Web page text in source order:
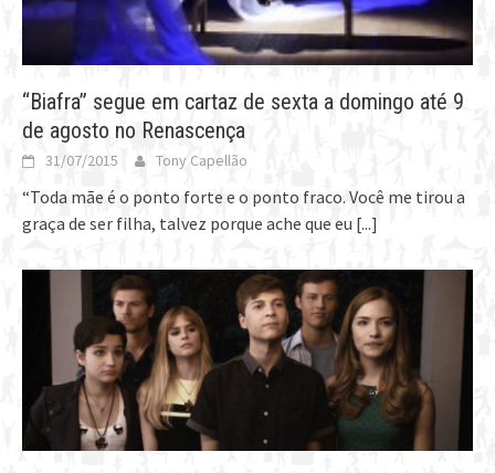
“Biafra” segue em cartaz de sexta a domingo até 9
de agosto no Renascença
31/07/2015 Tony Capellão
“Toda mãe é o ponto forte e o ponto fraco. Você me tirou a
graça de ser filha, talvez porque ache que eu [...]